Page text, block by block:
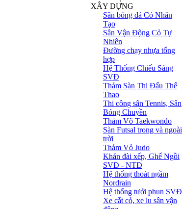
XÂY DỰNG
Sân bóng đá Cỏ Nhân
Tạo
Sân Vận Động Cỏ Tự
Nhiên
Đường chạy nhựa tổng
hợp
Hệ Thống Chiếu Sáng
SVĐ
Thảm Sàn Thi Đấu Thể
Thao
Thi công sân Tennis, Sân
Bóng Chuyền
Thảm Võ Taekwondo
Sàn Futsal trong và ngoài
trời
Thảm Vỏ Judo
Khán đài xếp, Ghế Ngồi
SVĐ - NTĐ
Hệ thống thoát ngầm
Nordrain
Hệ thống tưới phun SVĐ
Xe cắt cỏ, xe lu sân vận